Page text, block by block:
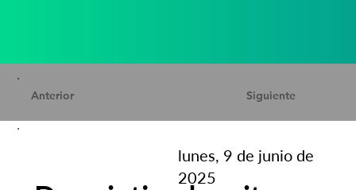
Siguiente
Anterior
lunes, 9 de junio de
2025